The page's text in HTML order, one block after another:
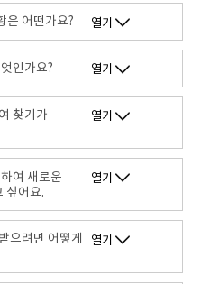
은 어떤가요? 열기
인가요? 열기
찾기가
열기
여 새로운
싶어요.
열기
으려면 어떻게
열기